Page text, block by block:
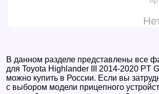
В данном разделе представлены все
для Toyota Highlander III 2014-2020 PT
можно купить в России. Если вы
с выбором модели прицепного